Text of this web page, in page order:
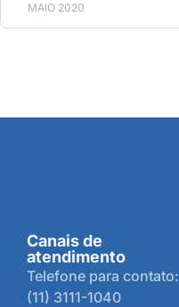
MAIO 2020
Canais de
atendimento
Telefone para contato:
(11) 3111-1040